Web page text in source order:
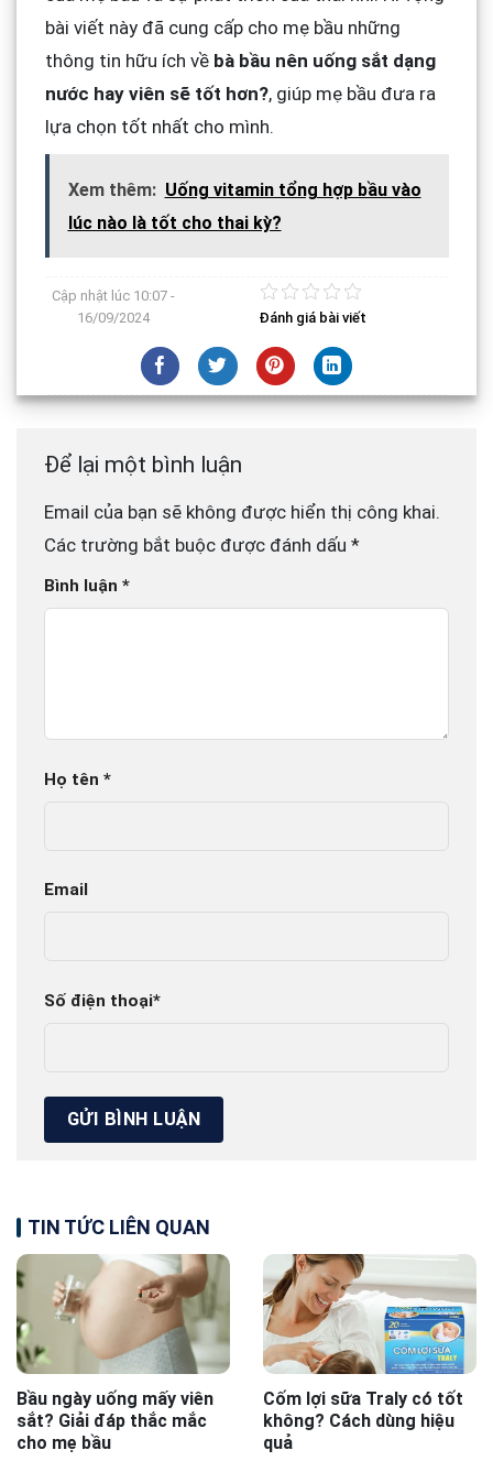
bài viết này đã cung cấp cho mẹ bầu những
thông tin hữu ích về bà bầu nên uống sắt dạng
nước hay viên sẽ tốt hơn?, giúp mẹ bầu đưa ra
lựa chọn tốt nhất cho mình.
Xem thêm: Uống vitamin tổng hợp bầu vào
lúc nào là tốt cho thai kỳ?
Cập nhật lúc 10:07 -
16/09/2024
Đánh giá bài viết
Để lại một bình luận
Email của bạn sẽ không được hiển thị công khai.
Các trường bắt buộc được đánh dấu *
Bình luận *
Họ tên *
Email
Số điện thoại*
TIN TỨC LIÊN QUAN
Bầu ngày uống mấy viên
sắt? Giải đáp thắc mắc
cho mẹ bầu
Cốm lợi sữa Traly có tốt
không? Cách dùng hiệu
quả